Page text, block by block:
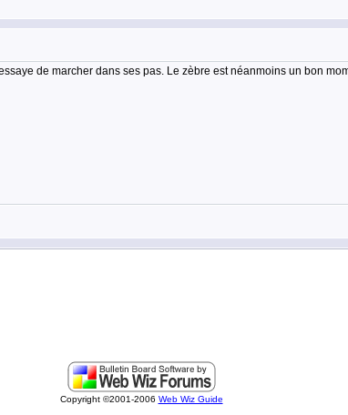
de marcher dans ses pas. Le zèbre est néanmoins un bon
Copyright ©2001-2006 Web Wiz Guide